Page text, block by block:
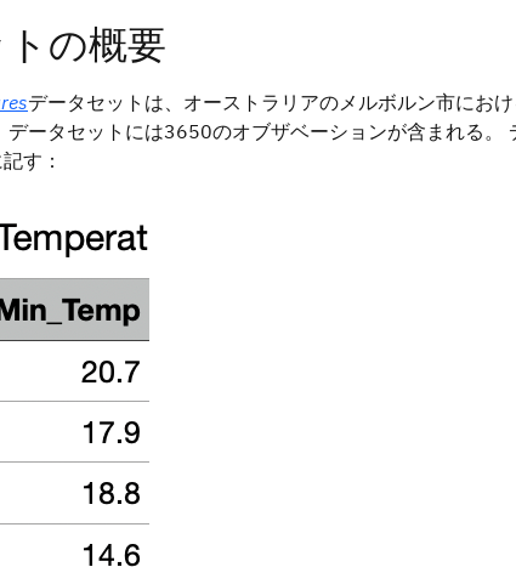
の概要
データセットは、オーストラリアのメルボルン市にお
データセットには3650のオブザベーションが含まれる。
す：